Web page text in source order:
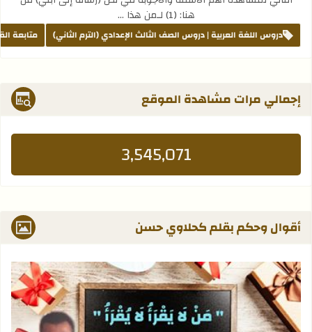
هنا: (1) لـمن هذا …
دروس اللغة العربية | دروس الصف الثالث الإعدادي (الترم الثاني) متابعة
إجمالي مرات مشاهدة الموقع
3,545,071
أقوال وحكم بقلم كحلاوي حسن